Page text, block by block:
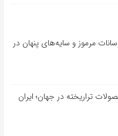
مرموز و سایه‌های پنهان در
تراریخته در جهان؛ ایران